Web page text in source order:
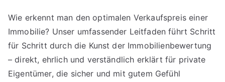
Wie erkennt man den optimalen Verkaufspreis einer
Immobilie? Unser umfassender Leitfaden führt Schritt
für Schritt durch die Kunst der Immobilienbewertung
– direkt, ehrlich und verständlich erklärt für private
Eigentümer, die sicher und mit gutem Gefühl